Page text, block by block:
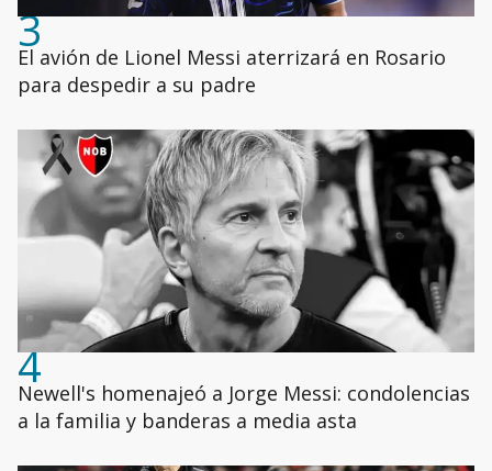
3
El avión de Lionel Messi aterrizará en Rosario
para despedir a su padre
4
Newell's homenajeó a Jorge Messi: condolencias
a la familia y banderas a media asta